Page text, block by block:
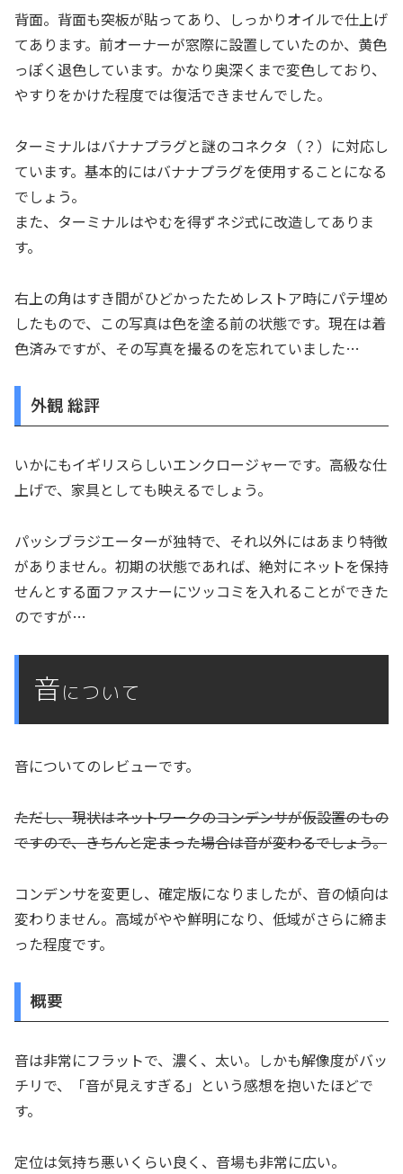
背面。背面も突板が貼ってあり、しっかりオイルで仕上げ
てあります。前オーナーが窓際に設置していたのか、黄色
っぽく退色しています。かなり奥深くまで変色しており、
やすりをかけた程度では復活できませんでした。
ターミナルはバナナプラグと謎のコネクタ（？）に対応し
ています。基本的にはバナナプラグを使用することになる
でしょう。
また、ターミナルはやむを得ずネジ式に改造してありま
す。
右上の角はすき間がひどかったためレストア時にパテ埋め
したもので、この写真は色を塗る前の状態です。現在は着
色済みですが、その写真を撮るのを忘れていました…
外観 総評
いかにもイギリスらしいエンクロージャーです。高級な仕
上げで、家具としても映えるでしょう。
パッシブラジエーターが独特で、それ以外にはあまり特徴
がありません。初期の状態であれば、絶対にネットを保持
せんとする面ファスナーにツッコミを入れることができた
のですが…
音 について
音についてのレビューです。
ただし、現状はネットワークのコンデンサが仮設置のもの
ですので、きちんと定まった場合は音が変わるでしょう。
コンデンサを変更し、確定版になりましたが、音の傾向は
変わりません。高域がやや鮮明になり、低域がさらに締ま
った程度です。
概要
音は非常にフラットで、濃く、太い。しかも解像度がバッ
チリで、「音が見えすぎる」という感想を抱いたほどで
す。
定位は気持ち悪いくらい良く、音場も非常に広い。